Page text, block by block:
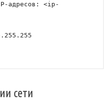
адресов: <ip-
сети